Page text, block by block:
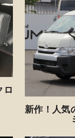
ロ
新作！人気